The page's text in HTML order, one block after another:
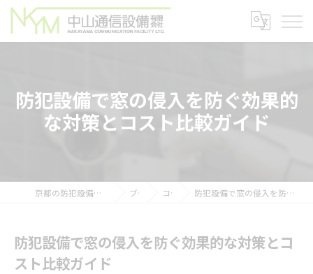
防犯設備で窓の侵入を防ぐ効果的
な対策とコスト比較ガイド
京都の防犯設備なら中山通信設備有限会社 ブログ コラム 防犯設備で窓の侵入を防ぐ効果的な対策とコスト比較ガイド
防犯設備で窓の侵入を防ぐ効果的な対策とコ
スト比較ガイド